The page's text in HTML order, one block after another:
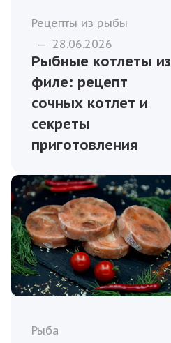
Рецепты из рыбы
— 28.06.2026
Рыбные котлеты из
филе: рецепт
сочных котлет и
секреты
приготовления
Рыба